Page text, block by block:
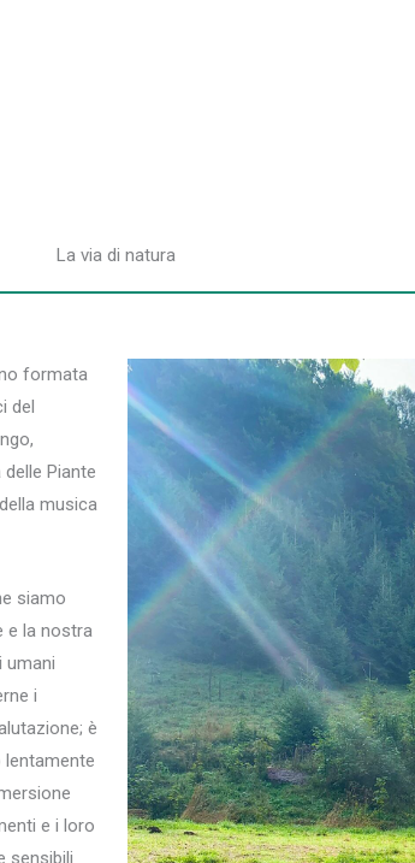
La via di natura
formata
del
Piante
musica
siamo
e la nostra
umani
i
è
lentamente
e i loro
sensibili